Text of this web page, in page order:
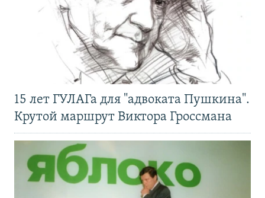
15 лет ГУЛАГа для "адвоката Пушкина".
Крутой маршрут Виктора Гроссмана